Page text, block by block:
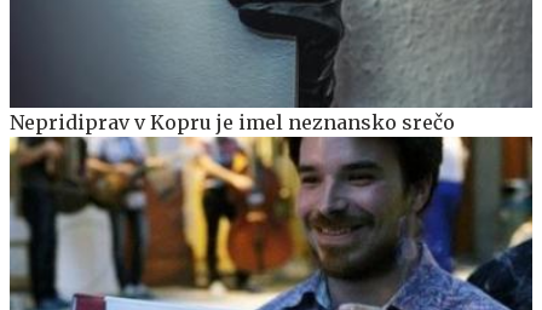
Nepridiprav v Kopru je imel neznansko srečo